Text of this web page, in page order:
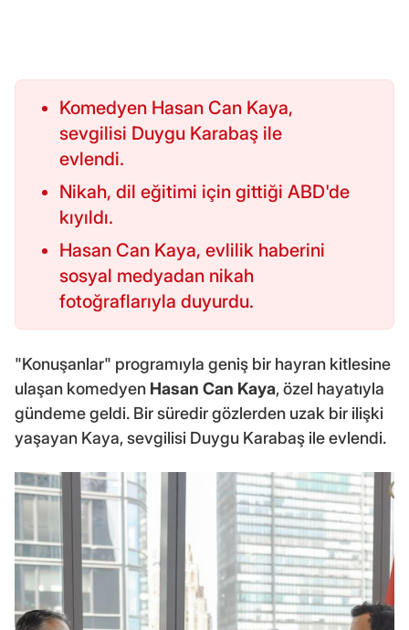
Komedyen Hasan Can Kaya,
sevgilisi Duygu Karabaş ile
evlendi.
Nikah, dil eğitimi için gittiği ABD'de
kıyıldı.
Hasan Can Kaya, evlilik haberini
sosyal medyadan nikah
fotoğraflarıyla duyurdu.
"Konuşanlar" programıyla geniş bir hayran kitlesine
ulaşan komedyen Hasan Can Kaya, özel hayatıyla
gündeme geldi. Bir süredir gözlerden uzak bir ilişki
yaşayan Kaya, sevgilisi Duygu Karabaş ile evlendi.